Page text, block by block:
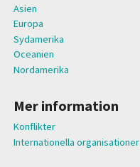
Asien
Europa
Sydamerika
Oceanien
Nordamerika
Mer information
Konflikter
Internationella organisationer